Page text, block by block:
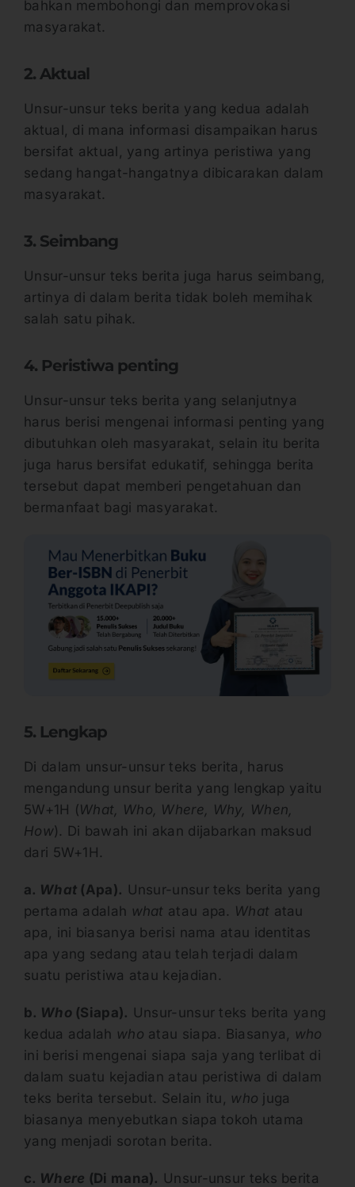
bahkan membohongi dan memprovokasi
masyarakat.
2. Aktual
Unsur-unsur teks berita yang kedua adalah
aktual, di mana informasi disampaikan harus
bersifat aktual, yang artinya peristiwa yang
sedang hangat-hangatnya dibicarakan dalam
masyarakat.
3. Seimbang
Unsur-unsur teks berita juga harus seimbang,
artinya di dalam berita tidak boleh memihak
salah satu pihak.
4. Peristiwa penting
Unsur-unsur teks berita yang selanjutnya
harus berisi mengenai informasi penting yang
dibutuhkan oleh masyarakat, selain itu berita
juga harus bersifat edukatif, sehingga berita
tersebut dapat memberi pengetahuan dan
bermanfaat bagi masyarakat.
5. Lengkap
Di dalam unsur-unsur teks berita, harus
mengandung unsur berita yang lengkap yaitu
5W+1H (What, Who, Where, Why, When,
How). Di bawah ini akan dijabarkan maksud
dari 5W+1H.
a. What (Apa). Unsur-unsur teks berita yang
pertama adalah what atau apa. What atau
apa, ini biasanya berisi nama atau identitas
apa yang sedang atau telah terjadi dalam
suatu peristiwa atau kejadian.
b. Who (Siapa). Unsur-unsur teks berita yang
kedua adalah who atau siapa. Biasanya,
who
ini berisi mengenai siapa saja yang terlibat di
dalam suatu kejadian atau peristiwa di dalam
teks berita tersebut. Selain itu, who juga
biasanya menyebutkan siapa tokoh utama
yang menjadi sorotan berita.
c. Where (Di mana). Unsur-unsur teks berita